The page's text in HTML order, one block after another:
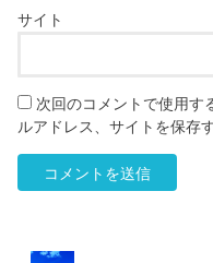
サイト
次回のコメントで使用す
ルアドレス、サイトを保存す